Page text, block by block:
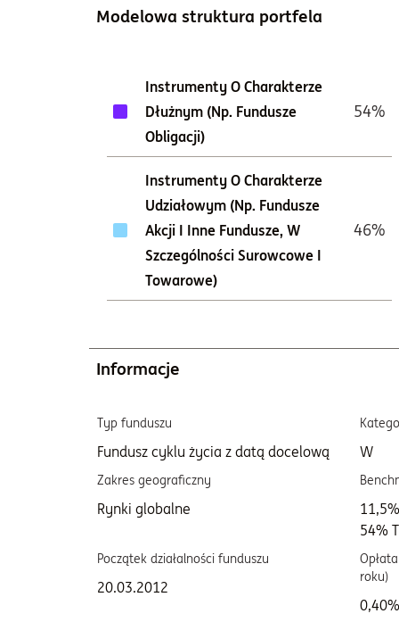
Modelowa struktura portfela
Instrumenty O Charakterze
Dłużnym (np. Fundusze
Obligacji)
54%
Instrumenty O Charakterze
Udziałowym (np. Fundusze
Akcji I Inne Fundusze, W
Szczególności Surowcowe I
Towarowe)
46%
Informacje
Typ funduszu
Fundusz cyklu życia z datą docelową W
Zakres geograficzny
Rynki globalne
54%
Początek działalności funduszu
20.03.2012
roku)
0,40%